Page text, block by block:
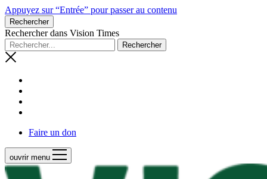
Appuyez sur “Entrée” pour passer au contenu
Rechercher
Rechercher dans Vision Times
Faire un don
ouvrir menu